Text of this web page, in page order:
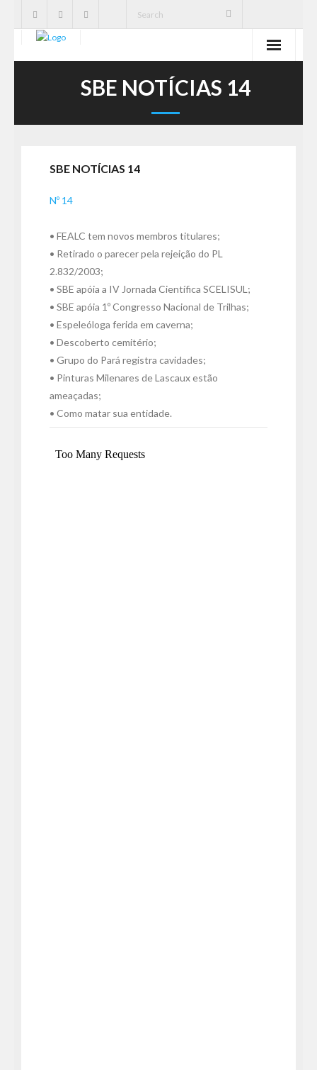
Notícias
Ações
Serviços
CNC
SBE NOTÍCIAS 14
SBE NOTÍCIAS 14
Nº 14
• FEALC tem novos membros titulares;
• Retirado o parecer pela rejeição do PL
2.832/2003;
• SBE apóia a IV Jornada Científica SCELISUL;
• SBE apóia 1º Congresso Nacional de Trilhas;
• Espeleóloga ferida em caverna;
• Descoberto cemitério;
• Grupo do Pará registra cavidades;
• Pinturas Milenares de Lascaux estão
ameaçadas;
• Como matar sua entidade.